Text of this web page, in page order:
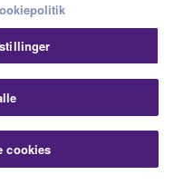
vilkårFortrolighedspolitik
Imprint
cookies